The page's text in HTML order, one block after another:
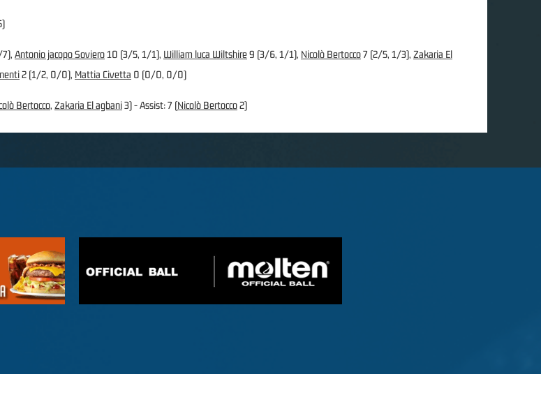
Antonio jacopo Soviero10 (3/5, 1/1), William luca Wiltshire9 (3/6, 1/1), Nicolò Bertocco7 (2/5, 1/3), Zakaria El
2 (1/2, 0/0), Mattia Civetta 0 (0/0, 0/0)
Bertocco, Zakaria El agbani3) - Assist: 7 (Nicolò Bertocco2)